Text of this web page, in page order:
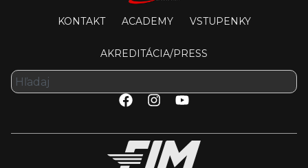
KONTAKT ACADEMY VSTUPENKY
AKREDITÁCIA/PRESS